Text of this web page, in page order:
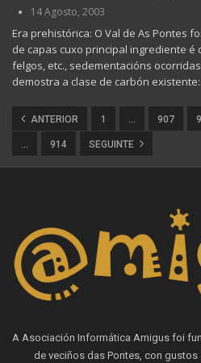
14 Agosto, 2003
Era prehistórica: O Val de As Pontes
de capas cuxo principal ingrediente
felgos, etc., sedementacións
demostra a clase de carbón
ANTERIOR 1 … 907
… 914 SEGUINTE
A Asociación Informática Amigus foi
de veciños das Pontes, con